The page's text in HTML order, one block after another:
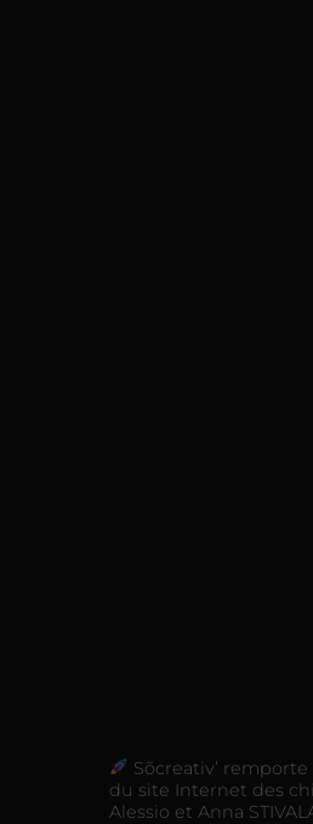
Sõcreativ’
du site Internet des
Alessio et Anna